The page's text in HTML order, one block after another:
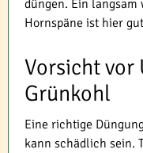
düngen. Ein
Hornspäne ist hier
Vorsicht vor
Grünkohl
Eine richtige
kann schädlich sein.